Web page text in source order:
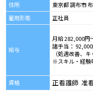
住所
東京都 調布市
雇用形態
正社員
給与
月給 282,000円
諸手当：
（処遇改善、
※スキル・経験
資格 正看護師 准